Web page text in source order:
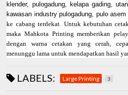
klender, pulogadung, kelapa gading,
kawasan industry pulogadung, pulo
ke cabang terdekat. Untuk kebutuhan
maka Mahkota Printing memberikan
dengan warna cetakan yang cerah,
menunggu lama untuk mendapatkan hasil
LABELS: Large Printing 3